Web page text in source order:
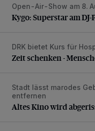
Kygo: Superstar am
Open-Air-Show am 8.
Kygo: Superstar am
Zeit schenken -
DRK bietet Kurs für
Zeit schenken -
Altes Kino wird
Stadt lässt marodes
entfernen
Altes Kino wird